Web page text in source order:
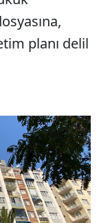
planı delil